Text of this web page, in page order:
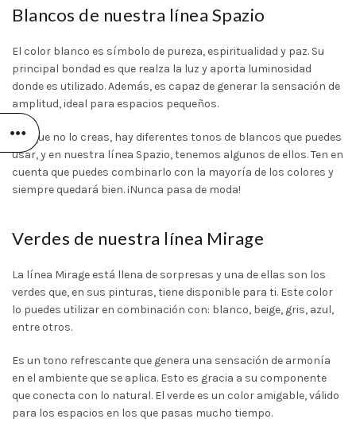
Blancos de nuestra línea Spazio
El color blanco es símbolo de pureza, espiritualidad y paz. Su
principal bondad es que realza la luz y aporta luminosidad
donde es utilizado. Además, es capaz de generar la sensación de
amplitud, ideal para espacios pequeños.
Aunque no lo creas, hay diferentes tonos de blancos que puedes
usar, y en nuestra línea Spazio, tenemos algunos de ellos. Ten en
cuenta que puedes combinarlo con la mayoría de los colores y
siempre quedará bien. ¡Nunca pasa de moda!
Verdes de nuestra línea Mirage
La línea Mirage está llena de sorpresas y una de ellas son los
verdes que, en sus pinturas, tiene disponible para ti. Este color
lo puedes utilizar en combinación con: blanco, beige, gris, azul,
entre otros.
Es un tono refrescante que genera una sensación de armonía
en el ambiente que se aplica. Esto es gracia a su componente
que conecta con lo natural. El verde es un color amigable, válido
para los espacios en los que pasas mucho tiempo.